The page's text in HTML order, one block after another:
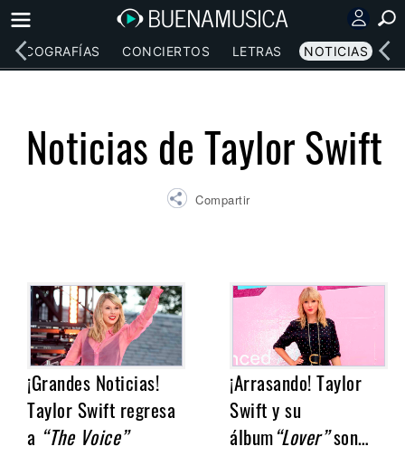
DISCOGRAFÍAS CONCIERTOS LETRAS NOTICIAS
Noticias de Taylor Swift
Compartir
¡Grandes Noticias!
Taylor Swift regresa
a “The Voice”
¡Arrasando! Taylor
Swift y su
álbum“Lover”son…